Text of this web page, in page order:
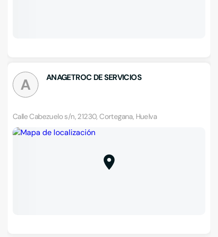
A ANAGETROC DE SERVICIOS
Calle Cabezuelo s/n, 21230, Cortegana, Huelva